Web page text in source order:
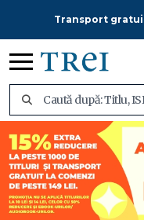
Transport